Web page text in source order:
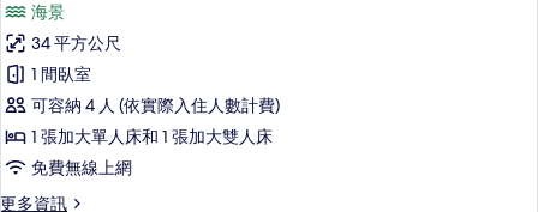
片
景
的
詳
情
極
品
客
房,
海
海景
34 平方公尺
1 間臥室
可容納 4 人 (依實際入住人數計費)
1 張加大單人床和 1 張加大雙人床
免費無線上網
更多資訊
更